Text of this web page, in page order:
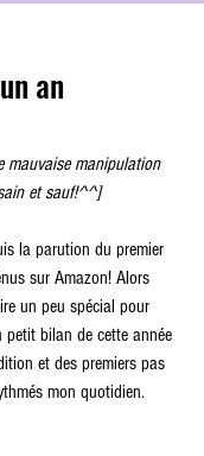
an
mauvaise manipulation
et sauf!^^]
la parution du premier
sur Amazon! Alors
un peu spécial pour
bilan de cette année
et des premiers pas
mon quotidien.